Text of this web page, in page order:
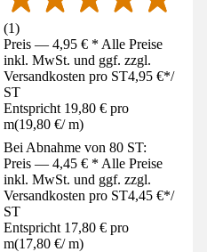
(1)
Preis — 4,95 € * Alle Preise
inkl. MwSt. und ggf. zzgl.
Versandkosten pro ST4,95 €*/
ST
Entspricht 19,80 € pro
m(19,80 €/ m)
Bei Abnahme von 80 ST:
Preis — 4,45 € * Alle Preise
inkl. MwSt. und ggf. zzgl.
Versandkosten pro ST4,45 €*/
ST
Entspricht 17,80 € pro
m(17,80 €/ m)